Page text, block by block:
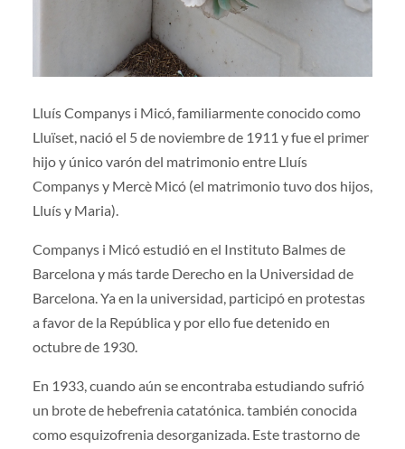
Lluís Companys i Micó, familiarmente conocido como
Lluïset, nació el 5 de noviembre de 1911 y fue el primer
hijo y único varón del matrimonio entre Lluís
Companys y Mercè Micó (el matrimonio tuvo dos hijos,
Lluís y Maria).
Companys i Micó estudió en el Instituto Balmes de
Barcelona y más tarde Derecho en la Universidad de
Barcelona. Ya en la universidad, participó en protestas
a favor de la República y por ello fue detenido en
octubre de 1930.
En 1933, cuando aún se encontraba estudiando sufrió
un brote de hebefrenia catatónica. también conocida
como esquizofrenia desorganizada. Este trastorno de